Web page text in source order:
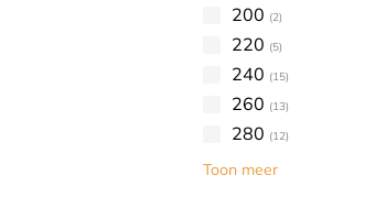
200 (2)
220 (5)
240 (15)
260 (13)
280 (12)
Toon meer